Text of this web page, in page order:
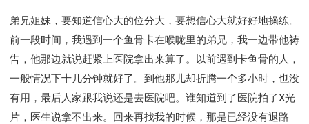
弟兄姐妹，要知道信心大的位分大，要想信心大就好好地操练。
前一段时间，我遇到一个鱼骨卡在喉咙里的弟兄，我一边带他祷
告，他那边就说赶紧上医院拿出来算了。以前遇到卡鱼骨的人，
一般情况下十几分钟就好了。到他那儿却折腾一个多小时，也没
有用，最后人家跟我说还是去医院吧。谁知道到了医院拍了X光
片，医生说拿不出来。回来再找我的时候，那是已经没有退路